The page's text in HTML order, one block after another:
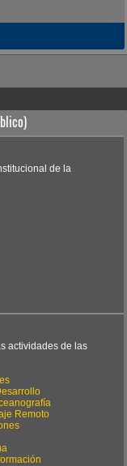
de la
actividades de las
Remoto